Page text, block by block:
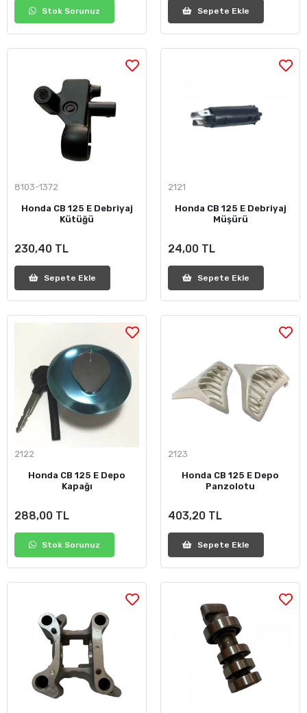
Stok Sorunuz Sepete Ekle
8103-1372
Honda CB 125 E Debriyaj
Kütüğü
230,40 TL
Sepete Ekle
2121
Honda CB 125 E Debriyaj
Müşürü
24,00 TL
Sepete Ekle
2122
Honda CB 125 E Depo
Kapağı
288,00 TL
Stok Sorunuz
2123
Honda CB 125 E Depo
Panzolotu
403,20 TL
Sepete Ekle